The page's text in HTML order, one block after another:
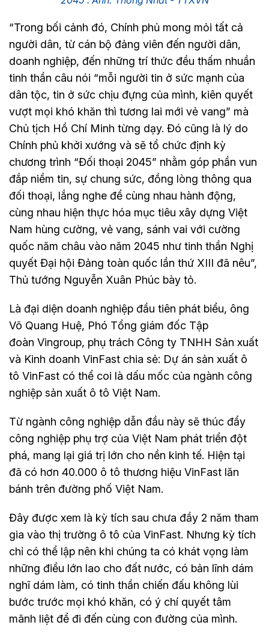
“Trong bối cảnh đó, Chính phủ mong mỏi tất cả
người dân, từ cán bộ đảng viên đến người dân,
doanh nghiệp, đến những trí thức đều thấm nhuần
tinh thần câu nói “mỗi người tin ở sức mạnh của
dân tộc, tin ở sức chịu đựng của mình, kiên quyết
vượt mọi khó khăn thì tương lai mới vẻ vang” mà
Chủ tịch Hồ Chí Minh từng dạy. Đó cũng là lý do
Chính phủ khởi xướng và sẽ tổ chức định kỳ
chương trình “Đối thoại 2045” nhằm góp phần vun
đắp niềm tin, sự chung sức, đồng lòng thông qua
đối thoại, lắng nghe để cùng nhau hành động,
cùng nhau hiện thực hóa mục tiêu xây dựng Việt
Nam hùng cường, vẻ vang, sánh vai với cường
quốc năm châu vào năm 2045 như tinh thần Nghị
quyết Đại hội Đảng toàn quốc lần thứ XIII đã nêu”,
Thủ tướng Nguyễn Xuân Phúc bày tỏ.
Là đại diện doanh nghiệp đầu tiên phát biểu, ông
Võ Quang Huệ, Phó Tổng giám đốc Tập
đoàn Vingroup, phụ trách Công ty TNHH Sản xuất
và Kinh doanh VinFast chia sẻ: Dự án sản xuất ô
tô VinFast có thể coi là dấu mốc của ngành công
nghiệp sản xuất ô tô Việt Nam.
Từ ngành công nghiệp dẫn đầu này sẽ thúc đẩy
công nghiệp phụ trợ của Việt Nam phát triển đột
phá, mang lại giá trị lớn cho nền kinh tế. Hiện tại
đã có hơn 40.000 ô tô thương hiệu VinFast lăn
bánh trên đường phố Việt Nam.
Đây được xem là kỳ tích sau chưa đầy 2 năm tham
gia vào thị trường ô tô của VinFast. Nhưng kỳ tích
chỉ có thể lập nên khi chúng ta có khát vọng làm
những điều lớn lao cho đất nước, có bản lĩnh dám
nghĩ dám làm, có tinh thần chiến đấu không lùi
bước trước mọi khó khăn, có ý chí quyết tâm
mãnh liệt để đi đến cùng con đường của mình.